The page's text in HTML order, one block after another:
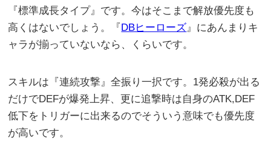
『標準成長タイプ』です。今はそこまで解放優先度も
高くはないでしょう。『DBヒーローズ』にあんまりキ
ャラが揃っていないなら、くらいです。
スキルは『連続攻撃』全振り一択です。1発必殺が出る
だけでDEFが爆発上昇、更に追撃時は自身のATK,DEF
低下をトリガーに出来るのでそういう意味でも優先度
が高いです。